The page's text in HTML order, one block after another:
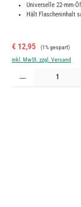
Universelle 22-mm-
Hält Flascheninhalt
Verkaufspreis:
€ 12,95 Regulärer Preis:
(1% gespart)
inkl. MwSt. zzgl. Versand
Produkt Anzahl: Gib den